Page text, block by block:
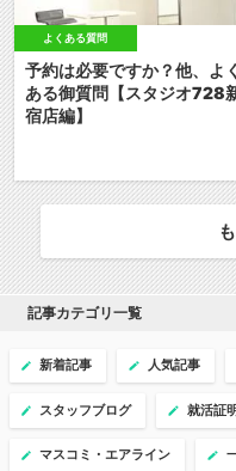
よくある質問
予約は必要ですか？他、よく
ある御質問【スタジオ728
宿店編】
記事カテゴリ一覧
新着記事 人気記事
スタッフブログ 就活証
マスコミ・エアライン